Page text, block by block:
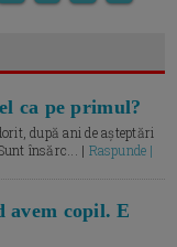
ca pe primul?
după ani de așteptări
însărc... | Raspunde |
avem copil. E